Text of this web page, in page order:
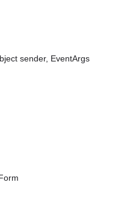
sender, EventArgs